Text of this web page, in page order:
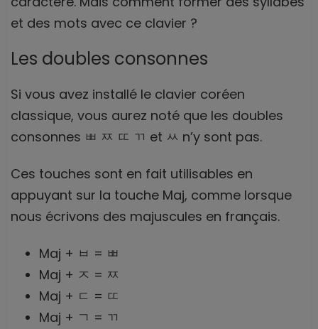
et des mots avec ce clavier ?
Les doubles consonnes
Si vous avez installé le clavier coréen
classique, vous aurez noté que les doubles
consonnes ㅃ ㅉ ㄸ ㄲ et ㅆ n’y sont pas.
Ces touches sont en fait utilisables en
appuyant sur la touche Maj, comme lorsque
nous écrivons des majuscules en français.
Maj + ㅂ = ㅃ
Maj + ㅈ = ㅉ
Maj + ㄷ = ㄸ
Maj + ㄱ = ㄲ